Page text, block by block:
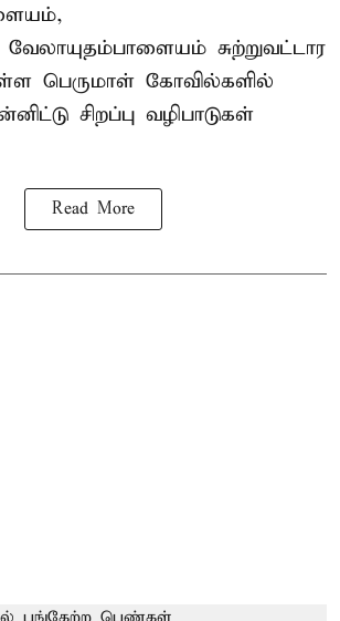
சுற்றுவட்டார
பெருமாள் கோவில்களில்
சிறப்பு வழிபாடுகள்
Read More